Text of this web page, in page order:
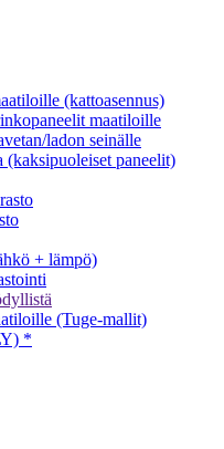
(kattoasennus)
maatiloille
ladon seinälle
(kaksipuoleiset paneelit)
+ lämpö)
(Tuge-mallit)
*